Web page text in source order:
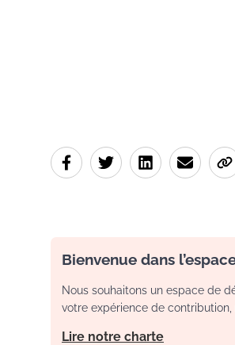
Bienvenue dans
Nous souhaitons un espace de
votre expérience de contribution,
Lire notre charte